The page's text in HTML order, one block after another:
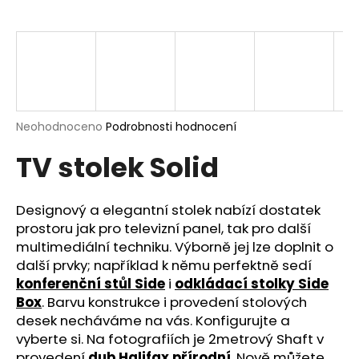
Průměrné
produktu
z
5
hvězdiček.
Neohodnoceno Podrobnosti hodnocení
TV stolek Solid
Designový a elegantní stolek nabízí dostatek
prostoru jak pro televizní panel, tak pro další
multimediální techniku. Výborně jej lze doplnit o
další prvky; například k němu perfektně sedí
konferenční stůl Side i odkládací stolky Side
Box. Barvu konstrukce i provedení stolových
desek necháváme na vás. Konfigurujte a
vyberte si. Na fotografiích je 2metrový Shaft v
j
?
D
o
p
o
r
u